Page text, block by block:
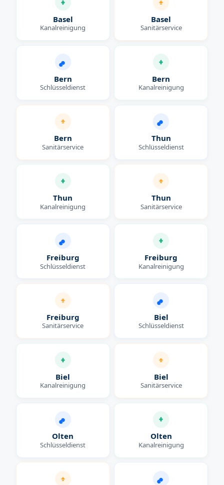
Basel
Kanalreinigung
Basel
Sanitärservice
Bern
Schlüsseldienst
Bern
Kanalreinigung
Bern
Sanitärservice
Thun
Schlüsseldienst
Thun
Kanalreinigung
Thun
Sanitärservice
Freiburg
Schlüsseldienst
Freiburg
Kanalreinigung
Freiburg
Sanitärservice
Biel
Schlüsseldienst
Biel
Kanalreinigung
Biel
Sanitärservice
Olten
Schlüsseldienst
Olten
Kanalreinigung